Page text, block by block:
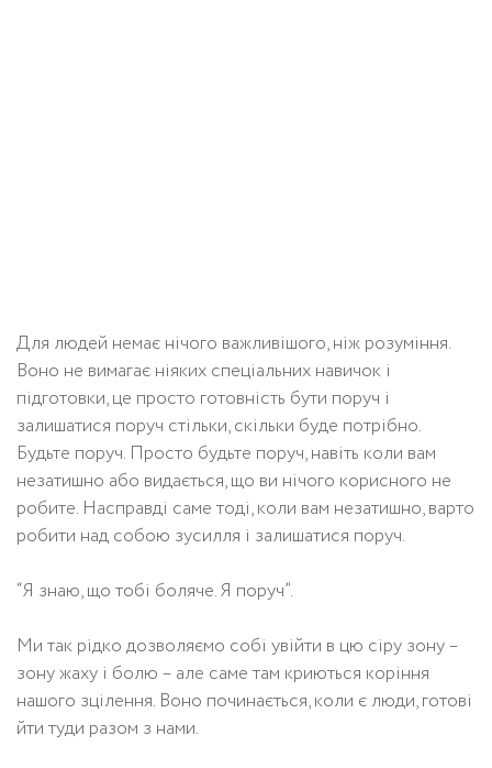
Для людей немає нічого важливішого, ніж розуміння.
Воно не вимагає ніяких спеціальних навичок і
підготовки, це просто готовність бути поруч і
залишатися поруч стільки, скільки буде потрібно.
Будьте поруч. Просто будьте поруч, навіть коли вам
незатишно або видається, що ви нічого корисного не
робите. Насправді саме тоді, коли вам незатишно, варто
робити над собою зусилля і залишатися поруч.
“Я знаю, що тобі боляче. Я поруч”.
Ми так рідко дозволяємо собі увійти в цю сіру зону –
зону жаху і болю – але саме там криються коріння
нашого зцілення. Воно починається, коли є люди, готові
йти туди разом з нами.